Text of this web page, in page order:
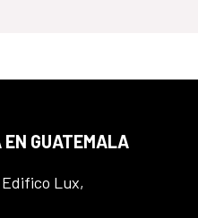
EN GUATEMALA
Lux,